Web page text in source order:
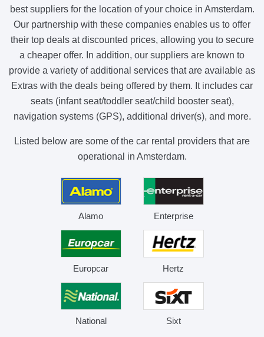
best suppliers for the location of your choice in Amsterdam.
Our partnership with these companies enables us to offer
their top deals at discounted prices, allowing you to secure
a cheaper offer. In addition, our suppliers are known to
provide a variety of additional services that are available as
Extras with the deals being offered by them. It includes car
seats (infant seat/toddler seat/child booster seat),
navigation systems (GPS), additional driver(s), and more.
Listed below are some of the car rental providers that are
operational in Amsterdam.
Alamo Enterprise
Europcar Hertz
National Sixt